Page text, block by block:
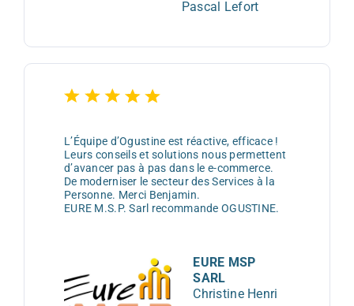
Pascal Lefort
L’Équipe d’Ogustine est réactive, efficace !
Leurs conseils et solutions nous permettent
d’avancer pas à pas dans le e-commerce.
De moderniser le secteur des Services à la
Personne. Merci Benjamin.
EURE M.S.P. Sarl recommande OGUSTINE.
EURE MSP
SARL
Christine Henri